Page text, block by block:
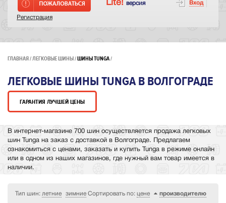
Lite! версия Вход
Регистрация
ГЛАВНАЯ ЛЕГКОВЫЕ ШИНЫ ШИНЫ TUNGA
ЛЕГКОВЫЕ ШИНЫ TUNGA В ВОЛГОГРАДЕ
ГАРАНТИЯ ЛУЧШЕЙ ЦЕНЫ
В интернет-магазине 700 шин осуществляется продажа легковых
шин Tunga на заказ с доставкой в Волгограде. Предлагаем
ознакомиться с ценами, заказать и купить Tunga в режиме онлайн
или в одном из наших магазинов, где нужный вам товар имеется в
наличии.
Тип шин: летние зимние Сортировать по: цене производителю